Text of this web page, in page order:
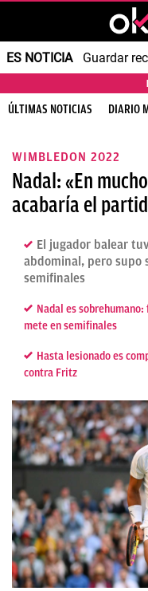
ES NOTICIA Guardar
ÚLTIMAS NOTICIAS DIARIO
WIMBLEDON 2022
Nadal: «En
acabaría el
El jugador balear
abdominal, pero supo
semifinales
Nadal es
mete en semifinales
Hasta lesionado es
contra Fritz